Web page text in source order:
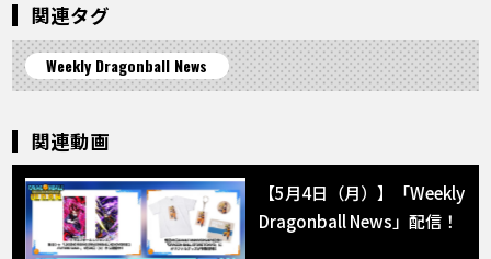
関連タグ
Weekly Dragonball News
関連動画
【5月4日（月）】「Weekly
Dragonball News」配信！